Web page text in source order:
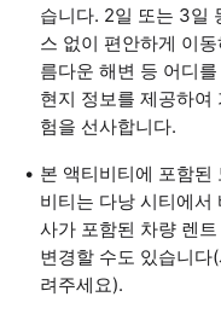
습니다. 2일 또는 3일
스 없이 편안하게 이
름다운 해변 등 어디
현지 정보를 제공하여
험을 선사합니다.
본 액티비티에 포함된
비티는 다낭 시티에서
사가 포함된 차량 렌
변경할 수도 있습니다
려주세요).